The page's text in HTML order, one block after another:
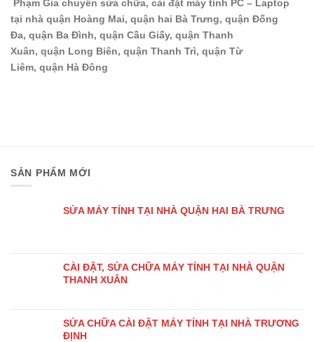
Phạm Gia chuyên sửa chữa, cài đặt máy tính PC – Laptop
tại nhà quận Hoàng Mai, quận hai Bà Trưng, quận Đống
Đa, quận Ba Đình, quận Cầu Giấy, quận Thanh
Xuân, quận Long Biên, quận Thanh Trì, quận Từ
Liêm, quận Hà Đông
SẢN PHẨM MỚI
SỬA MÁY TÍNH TẠI NHÀ QUẬN HAI BÀ TRƯNG
CÀI ĐẶT, SỬA CHỮA MÁY TÍNH TẠI NHÀ QUẬN
THANH XUÂN
SỬA CHỮA CÀI ĐẶT MÁY TÍNH TẠI NHÀ TRƯƠNG
ĐỊNH